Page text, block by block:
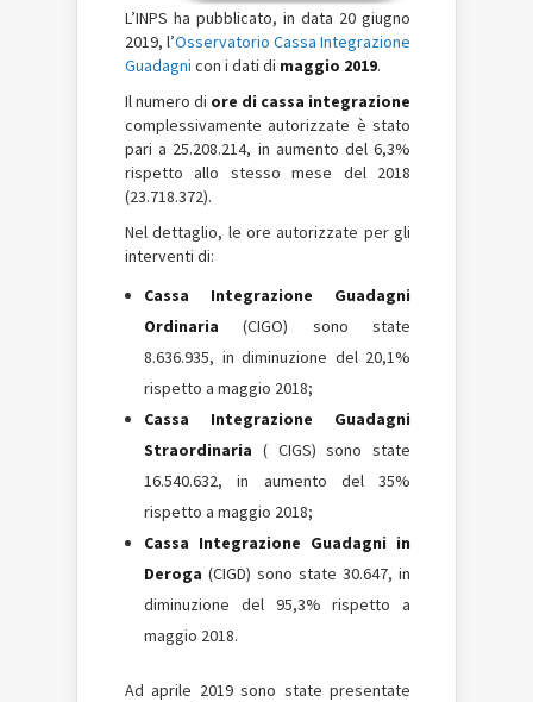
L’INPS ha pubblicato, in data 20 giugno
2019, l’Osservatorio Cassa Integrazione
Guadagni con i dati di maggio 2019.
Il numero di ore di cassa integrazione
complessivamente autorizzate è stato
pari a 25.208.214, in aumento del 6,3%
rispetto allo stesso mese del 2018
(23.718.372).
Nel dettaglio, le ore autorizzate per gli
interventi di:
Cassa Integrazione Guadagni
Ordinaria(CIGO) sono state
8.636.935, in diminuzione del 20,1%
rispetto a maggio 2018;
Cassa Integrazione Guadagni
Straordinaria ( CIGS) sono state
16.540.632, in aumento del 35%
rispetto a maggio 2018;
Cassa Integrazione Guadagni in
Deroga (CIGD) sono state 30.647, in
diminuzione del 95,3% rispetto a
maggio 2018.
Ad aprile 2019 sono state presentate